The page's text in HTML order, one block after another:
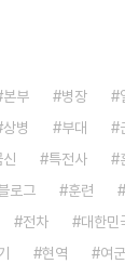
본부 병장
상병 부대
신 특전사
로그 훈련
전차 대한민
현역 여군